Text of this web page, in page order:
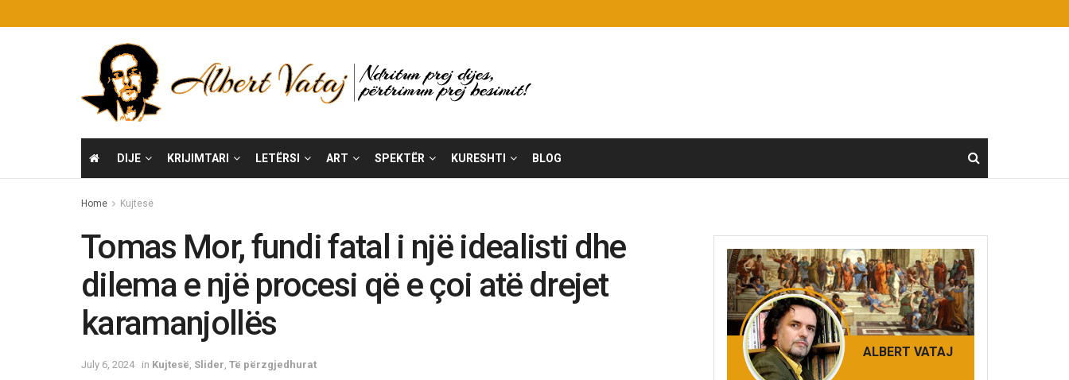
DIJE KRIJIMTARI LETËRSI ART SPEKTËR KURESHTI BLOG
Home Kujtesë
Tomas Mor, fundi fatal i një idealisti dhe
dilema e një procesi që e çoi atë drejet
karamanjollës
July 6, 2024 in Kujtesë Slider Të përzgjedhurat
ALBERT VATAJ